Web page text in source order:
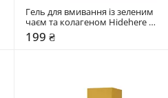
Гель для вмивання із зеленим
чаєм та колагеном Hidehere
25 мл
199 ₴